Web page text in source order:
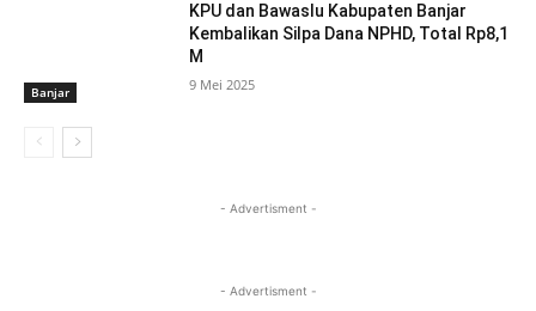
Banjar
KPU dan Bawaslu Kabupaten Banjar
Kembalikan Silpa Dana NPHD, Total Rp8,1
M
9 Mei 2025
- Advertisment -
- Advertisment -